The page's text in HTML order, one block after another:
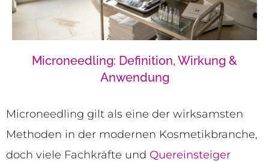
Microneedling: Definition, Wirkung &
Anwendung
Microneedling gilt als eine der wirksamsten
Methoden in der modernen Kosmetikbranche,
doch viele Fachkräfte und Quereinsteiger